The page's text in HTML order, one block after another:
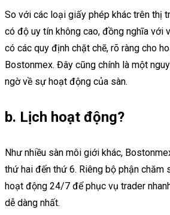
So với các loại giấy phép khác trên thị
có độ uy tín không cao, đồng nghĩa với
có các quy định chặt chẽ, rõ ràng cho
Bostonmex. Đây cũng chính là một
ngờ về sự hoạt động của sàn.
b. Lịch hoạt động?
Như nhiều sàn môi giới khác,
thứ hai đến thứ 6. Riêng bộ phận chăm
hoạt động 24/7 để phục vụ trader
dễ dàng nhất.